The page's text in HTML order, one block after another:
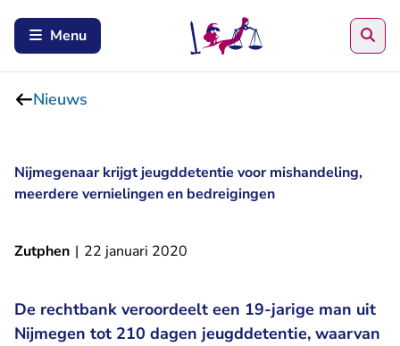
Menu
Nieuws
Nijmegenaar krijgt jeugddetentie voor mishandeling,
meerdere vernielingen en bedreigingen
Zutphen | 22 januari 2020
De rechtbank veroordeelt een 19-jarige man uit
Nijmegen tot 210 dagen jeugddetentie, waarvan